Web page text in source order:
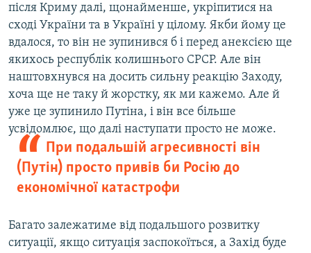
після Криму далі, щонайменше, укріпитися на
сході України та в Україні у цілому. Якби йому це
вдалося, то він не зупинився б і перед анексією ще
якихось республік колишнього СРСР. Але він
наштовхнувся на досить сильну реакцію Заходу,
хоча ще не таку й жорстку, як ми кажемо. Але й
уже це зупинило Путіна, і він все більше
усвідомлює, що далі наступати просто не може.
При подальшій агресивності він
(Путін) просто привів би Росію до
економічної катастрофи
Багато залежатиме від подальшого розвитку
ситуації, якщо ситуація заспокоїться, а Захід буде